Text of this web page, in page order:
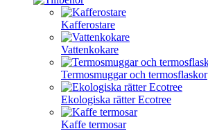
Kafferostare
Vattenkokare
Termosmuggar och termosflaskor
Ekologiska rätter Ecotree
Kaffe termosar